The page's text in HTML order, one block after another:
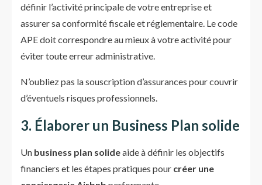
définir l’activité principale de votre entreprise et
assurer sa conformité fiscale et réglementaire. Le code
APE doit correspondre au mieux à votre activité pour
éviter toute erreur administrative.
N’oubliez pas la souscription d’assurances pour couvrir
d’éventuels risques professionnels.
3. Élaborer un Business Plan solide
Un business plan solideaide à définir les objectifs
financiers et les étapes pratiques pour créer une